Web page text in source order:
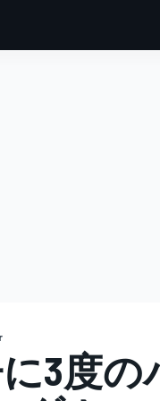
3度